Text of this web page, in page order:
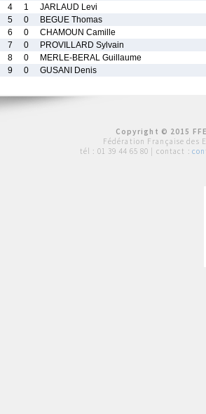
4
1
JARLAUD Levi
5
0
BEGUE Thomas
6
0
CHAMOUN Camille
7
0
PROVILLARD Sylvain
8
0
MERLE-BERAL Guillaume
9
0 GUSANI Denis
Copyright © 2015
Fédération Française des
tél : 01 39 44 65 80 | contact :